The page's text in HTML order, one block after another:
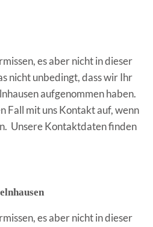
es aber nicht in dieser
nicht unbedingt, dass wir Ihr
aufgenommen haben.
Fall mit uns Kontakt auf, wenn
Unsere Kontaktdaten finden
es aber nicht in dieser